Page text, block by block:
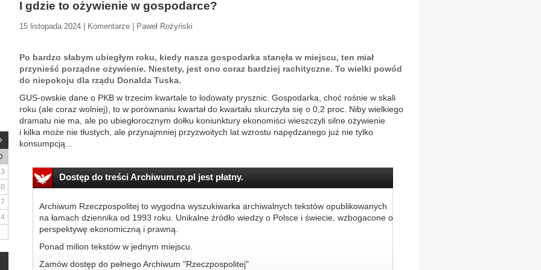
I gdzie to ożywienie w gospodarce?
15 listopada 2024 | Komentarze | Paweł Rożyński
Po bardzo słabym ubiegłym roku, kiedy nasza gospodarka stanęła w miejscu, ten miał
przynieść porządne ożywienie. Niestety, jest ono coraz bardziej rachityczne. To wielki powód
do niepokoju dla rządu Donalda Tuska.
GUS-owskie dane o PKB w trzecim kwartale to lodowaty prysznic. Gospodarka, choć rośnie w skali
roku (ale coraz wolniej), to w porównaniu kwartał do kwartału skurczyła się o 0,2 proc. Niby wielkiego
dramatu nie ma, ale po ubiegłorocznym dołku koniunktury ekonomiści wieszczyli silne ożywienie
i kilka może nie tłustych, ale przynajmniej przyzwoitych lat wzrostu napędzanego już nie tylko
konsumpcją...
Dostęp do treści Archiwum.rp.pl jest płatny.
Archiwum Rzeczpospolitej to wygodna wyszukiwarka archiwalnych tekstów opublikowanych
na łamach dziennika od 1993 roku. Unikalne źródło wiedzy o Polsce i świecie, wzbogacone o
perspektywę ekonomiczną i prawną.
Ponad milion tekstów w jednym miejscu.
Zamów dostęp do pełnego Archiwum "Rzeczpospolitej"
3